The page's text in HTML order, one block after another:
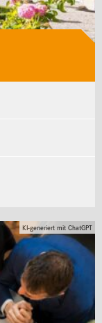
KI-generiert mit ChatGPT